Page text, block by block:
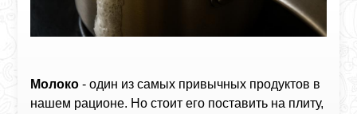
Молоко - один из самых привычных продуктов в
нашем рационе. Но стоит его поставить на плиту,